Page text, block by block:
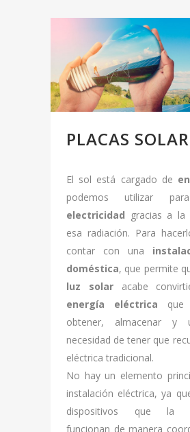
PLACAS
El sol está cargado de
podemos utilizar
electricidad gracias a la
esa radiación. Para
contar con una
doméstica, que permite
luz solaracabe
energía eléctrica que
obtener, almacenar y
necesidad de tener que
eléctrica tradicional.
No hay un elemento
instalación eléctrica, ya
dispositivos que la
funcionan de manera